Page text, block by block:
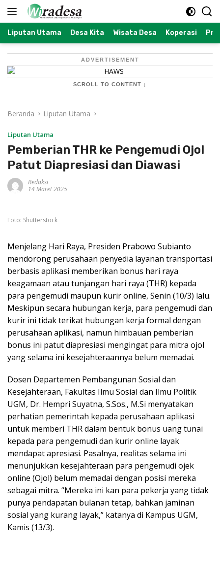
Langsung
Liputan Utama Desa Kita Wisata Desa Koperasi
ADVERTISEMENT
SCROLL TO CONTENT ↓
Beranda Liputan Utama
Liputan Utama
Pemberian THR ke Pengemudi Ojol
Patut Diapresiasi dan Diawasi
Redaksi
14 Maret 2025
Foto: Shutterstock
Menjelang Hari Raya, Presiden Prabowo Subianto
mendorong perusahaan penyedia layanan transportasi
berbasis aplikasi memberikan bonus hari raya
keagamaan atau tunjangan hari raya (THR) kepada
para pengemudi maupun kurir online, Senin (10/3) lalu.
Meskipun secara hubungan kerja, para pengemudi dan
kurir ini tidak terikat hubungan kerja formal dengan
perusahaan aplikasi, namun himbauan pemberian
bonus ini patut diapresiasi mengingat para mitra ojol
yang selama ini kesejahteraannya belum memadai.
Dosen Departemen Pembangunan Sosial dan
Kesejahteraan, Fakultas Ilmu Sosial dan Ilmu Politik
UGM, Dr. Hempri Suyatna, S.Sos., M.Si menyatakan
perhatian pemerintah kepada perusahaan aplikasi
untuk memberi THR dalam bentuk bonus uang tunai
kepada para pengemudi dan kurir online layak
mendapat apresiasi. Pasalnya, realitas selama ini
menunjukkan kesejahteraan para pengemudi ojek
online (Ojol) belum memadai dengan posisi mereka
sebagai mitra. “Mereka ini kan para pekerja yang tidak
punya pendapatan bulanan tetap, bahkan jaminan
sosial yang kurang layak,” katanya di Kampus UGM,
Kamis (13/3).